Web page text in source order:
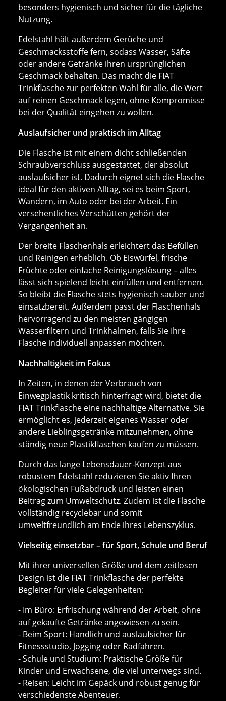
besonders hygienisch und sicher für die tägliche
Nutzung.
Edelstahl hält außerdem Gerüche und
Geschmacksstoffe fern, sodass Wasser, Säfte
oder andere Getränke ihren ursprünglichen
Geschmack behalten. Das macht die FIAT
Trinkflasche zur perfekten Wahl für alle, die Wert
auf reinen Geschmack legen, ohne Kompromisse
bei der Qualität eingehen zu wollen.
Auslaufsicher und praktisch im Alltag
Die Flasche ist mit einem dicht schließenden
Schraubverschluss ausgestattet, der absolut
auslaufsicher ist. Dadurch eignet sich die Flasche
ideal für den aktiven Alltag, sei es beim Sport,
Wandern, im Auto oder bei der Arbeit. Ein
versehentliches Verschütten gehört der
Vergangenheit an.
Der breite Flaschenhals erleichtert das Befüllen
und Reinigen erheblich. Ob Eiswürfel, frische
Früchte oder einfache Reinigungslösung – alles
lässt sich spielend leicht einfüllen und entfernen.
So bleibt die Flasche stets hygienisch sauber und
einsatzbereit. Außerdem passt der Flaschenhals
hervorragend zu den meisten gängigen
Wasserfiltern und Trinkhalmen, falls Sie Ihre
Flasche individuell anpassen möchten.
Nachhaltigkeit im Fokus
In Zeiten, in denen der Verbrauch von
Einwegplastik kritisch hinterfragt wird, bietet die
FIAT Trinkflasche eine nachhaltige Alternative. Sie
ermöglicht es, jederzeit eigenes Wasser oder
andere Lieblingsgetränke mitzunehmen, ohne
ständig neue Plastikflaschen kaufen zu müssen.
Durch das lange Lebensdauer-Konzept aus
robustem Edelstahl reduzieren Sie aktiv Ihren
ökologischen Fußabdruck und leisten einen
Beitrag zum Umweltschutz. Zudem ist die Flasche
vollständig recyclebar und somit
umweltfreundlich am Ende ihres Lebenszyklus.
Vielseitig einsetzbar – für Sport, Schule und Beruf
Mit ihrer universellen Größe und dem zeitlosen
Design ist die FIAT Trinkflasche der perfekte
Begleiter für viele Gelegenheiten:
- Im Büro: Erfrischung während der Arbeit, ohne
auf gekaufte Getränke angewiesen zu sein.
- Beim Sport: Handlich und auslaufsicher für
Fitnessstudio, Jogging oder Radfahren.
- Schule und Studium: Praktische Größe für
Kinder und Erwachsene, die viel unterwegs sind.
- Reisen: Leicht im Gepäck und robust genug für
verschiedenste Abenteuer.